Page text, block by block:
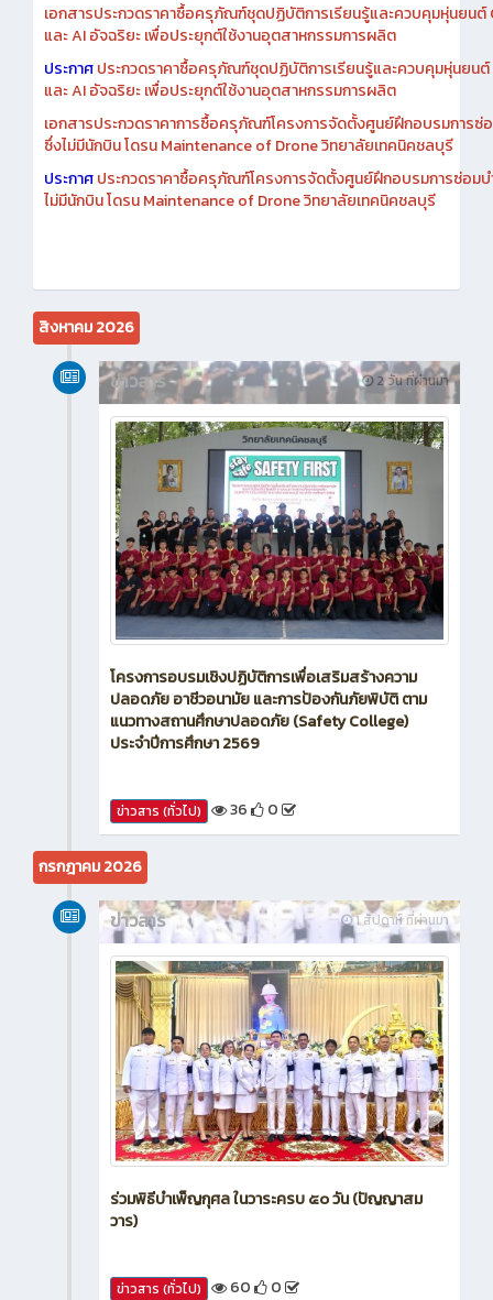
เอกสารประกวดราคาซื้อครุภัณฑ์ชุดปฏิบัติการเรียนรู้และควบคุมหุ่นยน
และ AI อัจฉริยะ เพื่อประยุกต์ใช้งานอุตสาหกรรมการผลิต
ประกาศประกวดราคาซื้อครุภัณฑ์ชุดปฏิบัติการเรียนรู้และควบคุมหุ่นยน
และ AI อัจฉริยะ เพื่อประยุกต์ใช้งานอุตสาหกรรมการผลิต
เอกสารประกวดราคาการซื้อครุภัณฑ์โครงการจัดตั้งศูนย์ฝึกอบรมการซ่
ซึ่งไม่มีนักบิน โดรน Maintenance of Drone วิทยาลัยเทคนิคชลบุรี
ประกาศประกวดราคาซื้อครุภัณฑ์โครงการจัดตั้งศูนย์ฝึกอบรมการซ่อมบ
ไม่มีนักบิน โดรน Maintenance of Drone วิทยาลัยเทคนิคชลบุรี
สิงหาคม 2026
2 วัน ที่ผ่านมา
ข่าวสาร
โครงการอบรมเชิงปฏิบัติการเพื่อเสริมสร้างความ
ปลอดภัย อาชีวอนามัย และการป้องกันภัยพิบัติ ตาม
แนวทางสถานศึกษาปลอดภัย (Safety College)
ประจำปีการศึกษา 2569
ข่าวสาร (ทั่วไป) 36 0
กรกฎาคม 2026
1 สัปดาห์ ที่ผ่านมา
ข่าวสาร
ร่วมพิธีบำเพ็ญกุศล ในวาระครบ ๕๐ วัน (ปัญญาสม
วาร)
ข่าวสาร (ทั่วไป) 60 0